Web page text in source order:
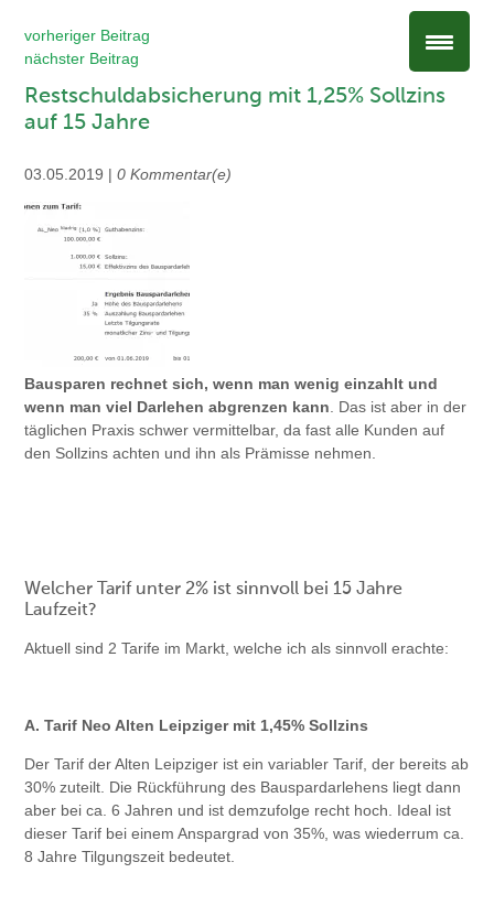
vorheriger Beitrag
nächster Beitrag
Restschuldabsicherung mit 1,25% Sollzins
auf 15 Jahre
03.05.2019 |0 Kommentar(e)
Bausparen rechnet sich, wenn man wenig einzahlt und
wenn man viel Darlehen abgrenzen kann. Das ist aber in der
täglichen Praxis schwer vermittelbar, da fast alle Kunden auf
den Sollzins achten und ihn als Prämisse nehmen.
Welcher Tarif unter 2% ist sinnvoll bei 15 Jahre
Laufzeit?
Aktuell sind 2 Tarife im Markt, welche ich als sinnvoll erachte:
A. Tarif Neo Alten Leipziger mit 1,45% Sollzins
Der Tarif der Alten Leipziger ist ein variabler Tarif, der bereits ab
30% zuteilt. Die Rückführung des Bauspardarlehens liegt dann
aber bei ca. 6 Jahren und ist demzufolge recht hoch. Ideal ist
dieser Tarif bei einem Anspargrad von 35%, was wiederrum ca.
8 Jahre Tilgungszeit bedeutet.